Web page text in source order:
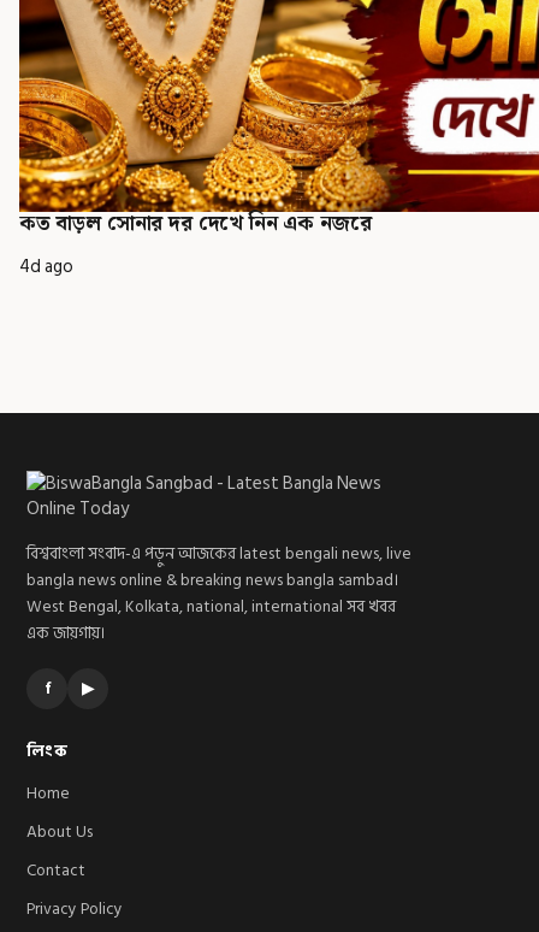
কত বাড়ল সোনার দর দেখে নিন এক নজরে
4d ago
বিশ্ববাংলা সংবাদ-এ পড়ুন আজকের latest bengali news, live
bangla news online & breaking news bangla sambad।
West Bengal, Kolkata, national, international সব খবর
এক জায়গায়।
f ▶
লিংক
Home
About Us
Contact
Privacy Policy